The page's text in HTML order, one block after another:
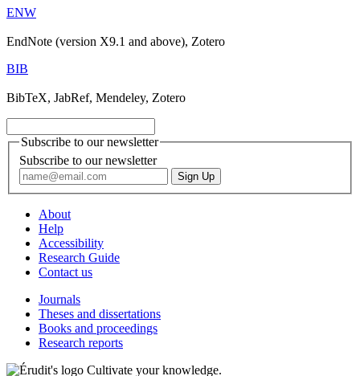
ENW
EndNote (version X9.1 and above), Zotero
BIB
BibTeX, JabRef, Mendeley, Zotero
Subscribe to our newsletter
Subscribe to our newsletter
About
Help
Accessibility
Research Guide
Contact us
Journals
Theses and dissertations
Books and proceedings
Research reports
Cultivate your knowledge.